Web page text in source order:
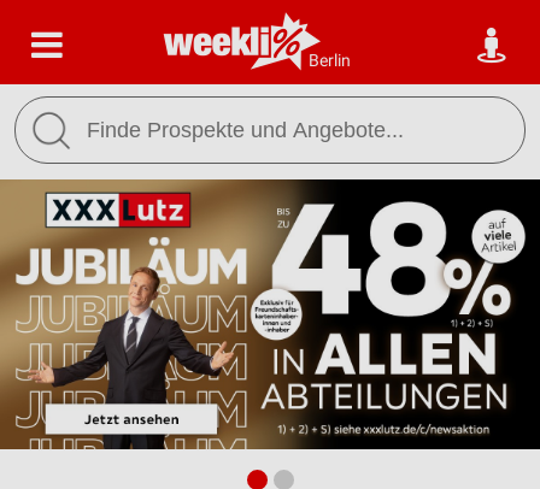
Berlin